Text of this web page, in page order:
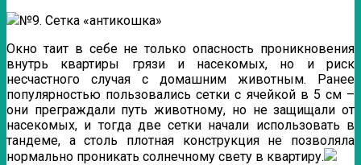
№9. Сетка «антикошка»
Окно таит в себе не только опасность проникновения
внутрь квартиры грязи и насекомых, но и риск
несчастного случая с домашним животным. Ранее
популярностью пользовались сетки с ячейкой в 5 см –
они преграждали путь животному, но не защищали от
насекомых, и тогда две сетки начали использовать в
тандеме, а столь плотная конструкция не позволяла
нормально проникать солнечному свету в квартиру.